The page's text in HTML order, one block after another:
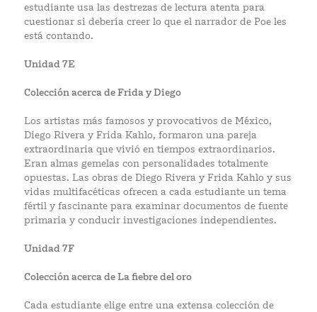
estudiante usa las destrezas de lectura atenta para
cuestionar si debería creer lo que el narrador de Poe les
está contando.
Unidad 7E
Colección acerca de Frida y Diego
Los artistas más famosos y provocativos de México,
Diego Rivera y Frida Kahlo, formaron una pareja
extraordinaria que vivió en tiempos extraordinarios.
Eran almas gemelas con personalidades totalmente
opuestas. Las obras de Diego Rivera y Frida Kahlo y sus
vidas multifacéticas ofrecen a cada estudiante un tema
fértil y fascinante para examinar documentos de fuente
primaria y conducir investigaciones independientes.
Unidad 7F
Colección acerca de La fiebre del oro
Cada estudiante elige entre una extensa colección de